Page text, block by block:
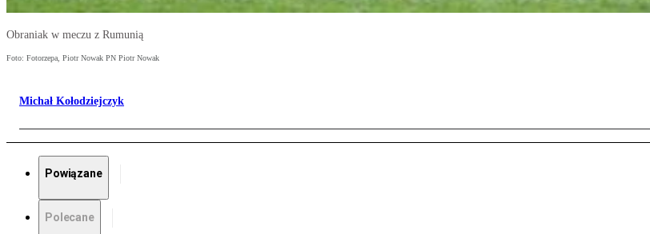
Obraniak w meczu z Rumunią
Foto: Fotorzepa, Piotr Nowak PN Piotr Nowak
Michał Kołodziejczyk
Powiązane
Polecane